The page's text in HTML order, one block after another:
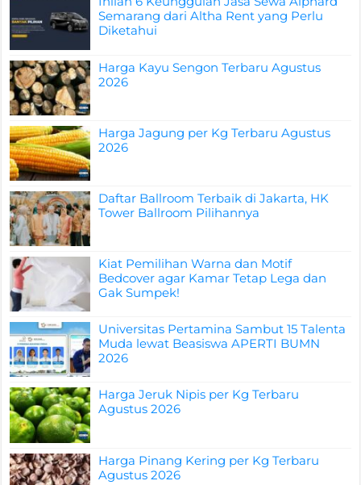
Semarang dari Altha Rent yang Perlu
Diketahui
Harga Kayu Sengon Terbaru Agustus
2026
Harga Jagung per Kg Terbaru Agustus
2026
Daftar Ballroom Terbaik di Jakarta, HK
Tower Ballroom Pilihannya
Kiat Pemilihan Warna dan Motif
Bedcover agar Kamar Tetap Lega dan
Gak Sumpek!
Universitas Pertamina Sambut 15 Talenta
Muda lewat Beasiswa APERTI BUMN
2026
Harga Jeruk Nipis per Kg Terbaru
Agustus 2026
Harga Pinang Kering per Kg Terbaru
Agustus 2026